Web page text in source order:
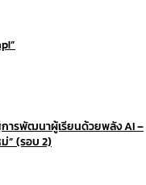
ารพัฒนาผู้เรียนด้วยพลัง AI –
” (รอบ 2)